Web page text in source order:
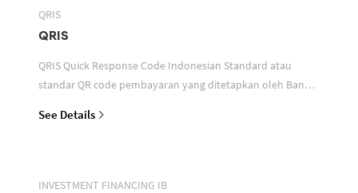
QRIS
QRIS
QRIS Quick Response Code Indonesian Standard atau
standar QR code pembayaran yang ditetapkan oleh Bank
See Details
INVESTMENT FINANCING IB